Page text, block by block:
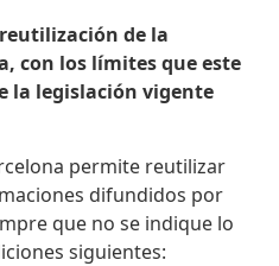
de la
con los límites que este
la legislación vigente
permite reutilizar
difundidos por
que no se indique lo
siguientes: